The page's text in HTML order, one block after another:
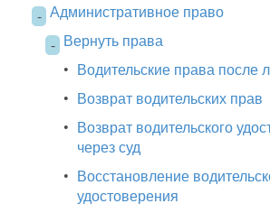
- Административное право
- Вернуть права
• Водительские права после
• Возврат водительских прав
• Возврат водительского
через суд
• Восстановление
удостоверения